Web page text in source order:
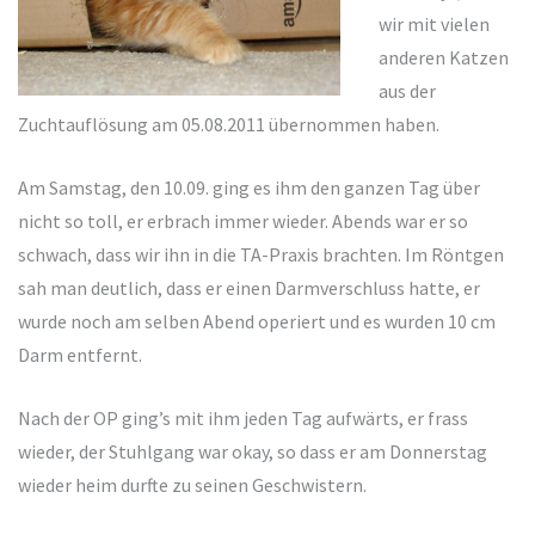
wir mit vielen
anderen Katzen
aus der
Zuchtauflösung am 05.08.2011 übernommen haben.
Am Samstag, den 10.09. ging es ihm den ganzen Tag über
nicht so toll, er erbrach immer wieder. Abends war er so
schwach, dass wir ihn in die TA-Praxis brachten. Im Röntgen
sah man deutlich, dass er einen Darmverschluss hatte, er
wurde noch am selben Abend operiert und es wurden 10 cm
Darm entfernt.
Nach der OP ging’s mit ihm jeden Tag aufwärts, er frass
wieder, der Stuhlgang war okay, so dass er am Donnerstag
wieder heim durfte zu seinen Geschwistern.